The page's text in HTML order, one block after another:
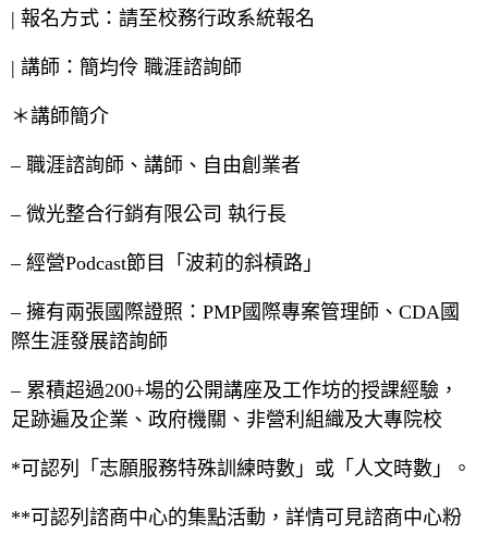
| 報名方式：請至校務行政系統報名
| 講師：簡均伶 職涯諮詢師
＊講師簡介
– 職涯諮詢師、講師、自由創業者
– 微光整合行銷有限公司 執行長
– 經營Podcast節目「波莉的斜槓路」
– 擁有兩張國際證照：PMP國際專案管理師、CDA國
際生涯發展諮詢師
– 累積超過200+場的公開講座及工作坊的授課經驗，
足跡遍及企業、政府機關、非營利組織及大專院校
*可認列「志願服務特殊訓練時數」或「人文時數」。
**可認列諮商中心的集點活動，詳情可見諮商中心粉